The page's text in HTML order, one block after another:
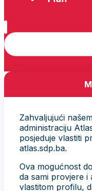
Zahvaljujući
administraciju
posjeduje vlastiti
atlas.sdp.ba.
Ova mogućnost
da sami provjere i
vlastitom profilu,